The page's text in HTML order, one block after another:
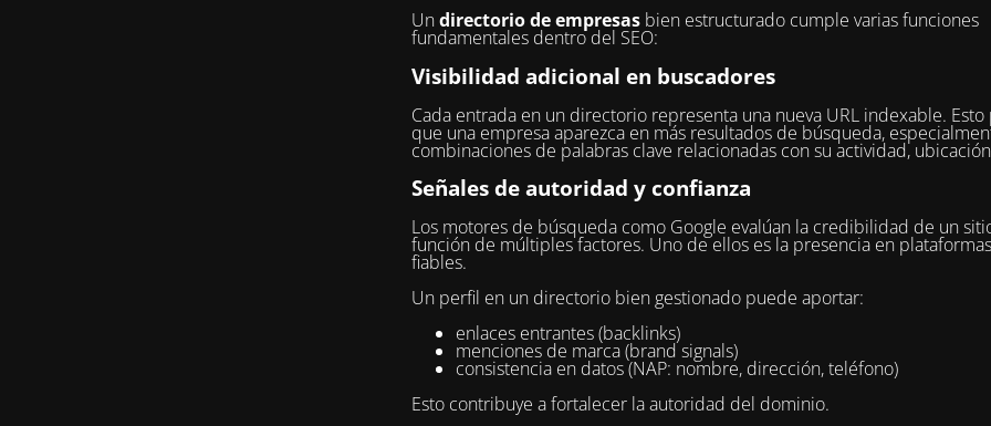
Undirectorio de empresas bien estructurado cumple varias funciones
fundamentales dentro del SEO:
Visibilidad adicional en buscadores
Cada entrada en un directorio representa una nueva URL indexable.
que una empresa aparezca en más resultados de búsqueda,
combinaciones de palabras clave relacionadas con su actividad,
Señales de autoridad y confianza
Los motores de búsqueda como Google evalúan la credibilidad de un
función de múltiples factores. Uno de ellos es la presencia en
fiables.
Un perfil en un directorio bien gestionado puede aportar:
enlaces entrantes (backlinks)
menciones de marca (brand signals)
consistencia en datos (NAP: nombre, dirección, teléfono)
Esto contribuye a fortalecer la autoridad del dominio.